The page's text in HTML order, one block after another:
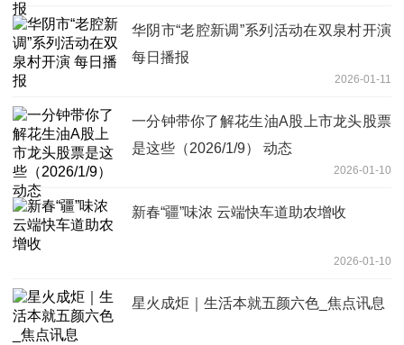
华阴市“老腔新调”系列活动在双泉村开演
每日播报
2026-01-11
一分钟带你了解花生油A股上市龙头股票
是这些（2026/1/9） 动态
2026-01-10
新春“疆”味浓 云端快车道助农增收
2026-01-10
星火成炬｜生活本就五颜六色_焦点讯息